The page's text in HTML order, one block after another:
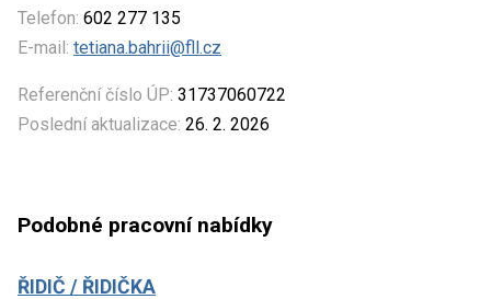
Telefon: 602 277 135
E-mail: tetiana.bahrii@fll.cz
Referenční číslo ÚP: 31737060722
Poslední aktualizace: 26. 2. 2026
Podobné pracovní nabídky
ŘIDIČ / ŘIDIČKA